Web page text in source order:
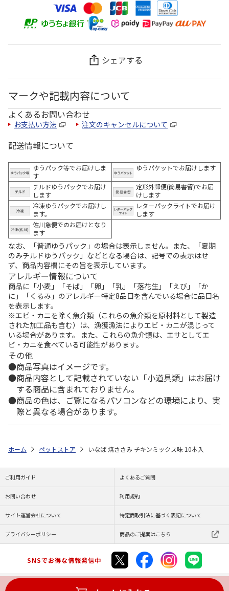
シェアする
マークや記載内容について
よくあるお問い合わせ
お支払い方法 注文のキャンセルについて
配送情報について
ゆうパック等でお届けしま
す
ゆうパケットでお届けします
チルドゆうパックでお届け
します
定形外郵便(簡易書留)でお届
けします
冷凍ゆうパックでお届けし
ます。
レターパックライトでお届け
します
佐川急便でのお届けとなり
ます
なお、「普通ゆうパック」の場合は表示しません。また、「夏期
のみチルドゆうパック」などとなる場合は、記号での表示はせ
ず、商品内容欄にその旨を表示しています。
アレルギー情報について
商品に「小麦」「そば」「卵」「乳」「落花生」「えび」「か
に」「くるみ」のアレルギー特定8品目を含んでいる場合に品目名
を表示します。
※エビ・カニを除く魚介類（これらの魚介類を原材料として製造
された加工品も含む）は、漁獲漁法によりエビ・カニが混じって
いる場合があります。 また、これらの魚介類は、エサとしてエ
ビ・カニを食べている可能性があります。
その他
商品写真はイメージです。
商品内容として記載されていない「小道具類」はお届け
する商品に含まれておりません。
商品の色は、ご覧になるパソコンなどの環境により、実
際と異なる場合があります。
ホーム ペットストア いなば 焼ささみ チキンミックス味 10本入
ご利用ガイド よくあるご質問
お問い合わせ 利用規約
サイト運営会社について 特定商取引法に基づく表記について
プライバシーポリシー 商品のご提案はこちら
SNSでお得な情報発信中